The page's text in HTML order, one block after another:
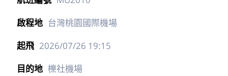
台灣桃園國際機場
2026/07/26 19:15
櫟社機場